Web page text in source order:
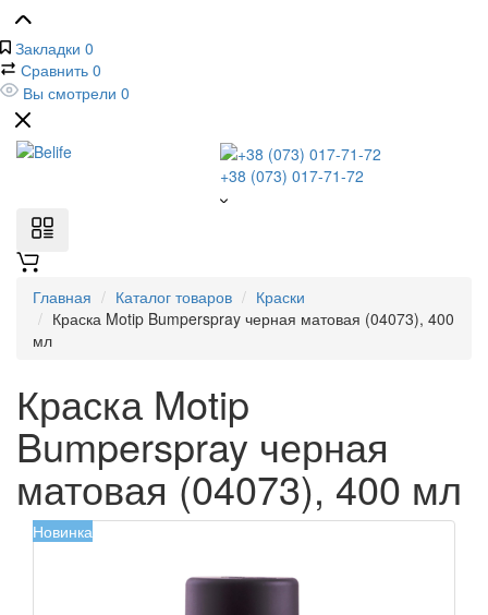
Закладки 0
Сравнить 0
Вы смотрели 0
+38 (073) 017-71-72
Главная Каталог товаров
Краски
Краска Motip Bumperspray черная матовая (04073), 400
мл
Краска Motip
Bumperspray черная
матовая (04073), 400 мл
Новинка